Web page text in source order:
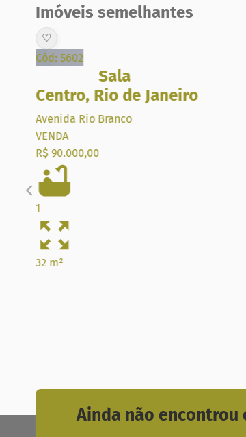
Imóveis semelhantes
♡
Cód: 5602
Sala
Centro, Rio de Janeiro
Avenida Rio Branco
VENDA
R$ 90.000,00
1
32 m²
Ainda não encontrou